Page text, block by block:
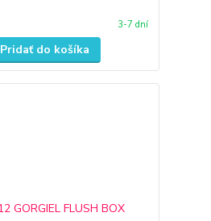
3-7 dní
Pridať do košíka